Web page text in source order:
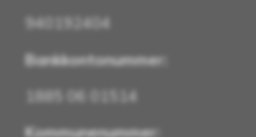
940192404
Bankkontonummer:
1885 06 01514
Kommunenummer: